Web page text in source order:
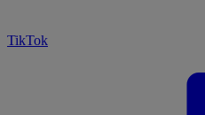
TikTok